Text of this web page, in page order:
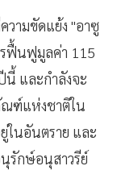
ามขัดแย้ง "อาซู
รฟื้นฟูมูลค่า 115
นี้ และกำลังจะ
ฑ์แห่งชาติใน
ในอันตราย และ
รักษ์อนุสาวรีย์